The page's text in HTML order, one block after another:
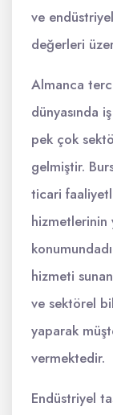
ve
değerleri
Almanca
dünyasında
pek çok
gelmiştir.
ticari
hizmetlerinin
hizmeti
ve sektörel
yaparak
vermektedir.
Endüstriyel